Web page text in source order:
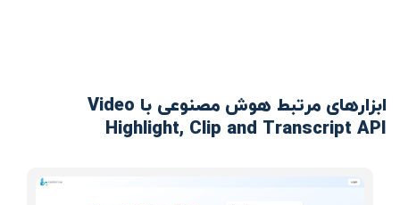
ابزارهای مرتبط هوش مصنوعی با Video
Highlight, Clip and Transcript API